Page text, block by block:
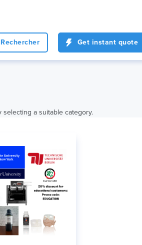
Rechercher Get instant quote
a suitable category.